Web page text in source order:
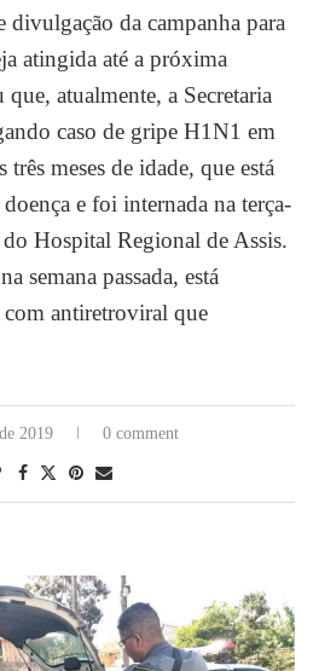
divulgação da campanha para
atingida até a próxima
atualmente, a Secretaria
caso de gripe H1N1 em
três meses de idade, que está
e foi internada na terça-
Hospital Regional de Assis.
semana passada, está
com antiretroviral que
2019 0 comment